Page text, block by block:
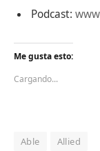
Podcast:
Me gusta esto:
Cargando...
Able Allied